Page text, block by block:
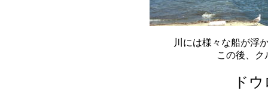
川には様々な船が浮
この後、ク
ド